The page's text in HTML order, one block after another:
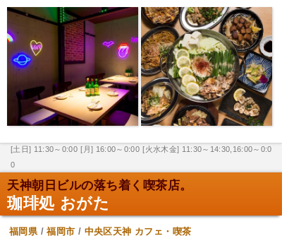
[土日] 11:30～0:00 [月] 16:00～0:00 [火水木金] 11:30～14:30,16:00～0:0
0
天神朝日ビルの落ち着く喫茶店。
珈琲処 おがた
福岡県/福岡市 / 中央区天神 カフェ・喫茶